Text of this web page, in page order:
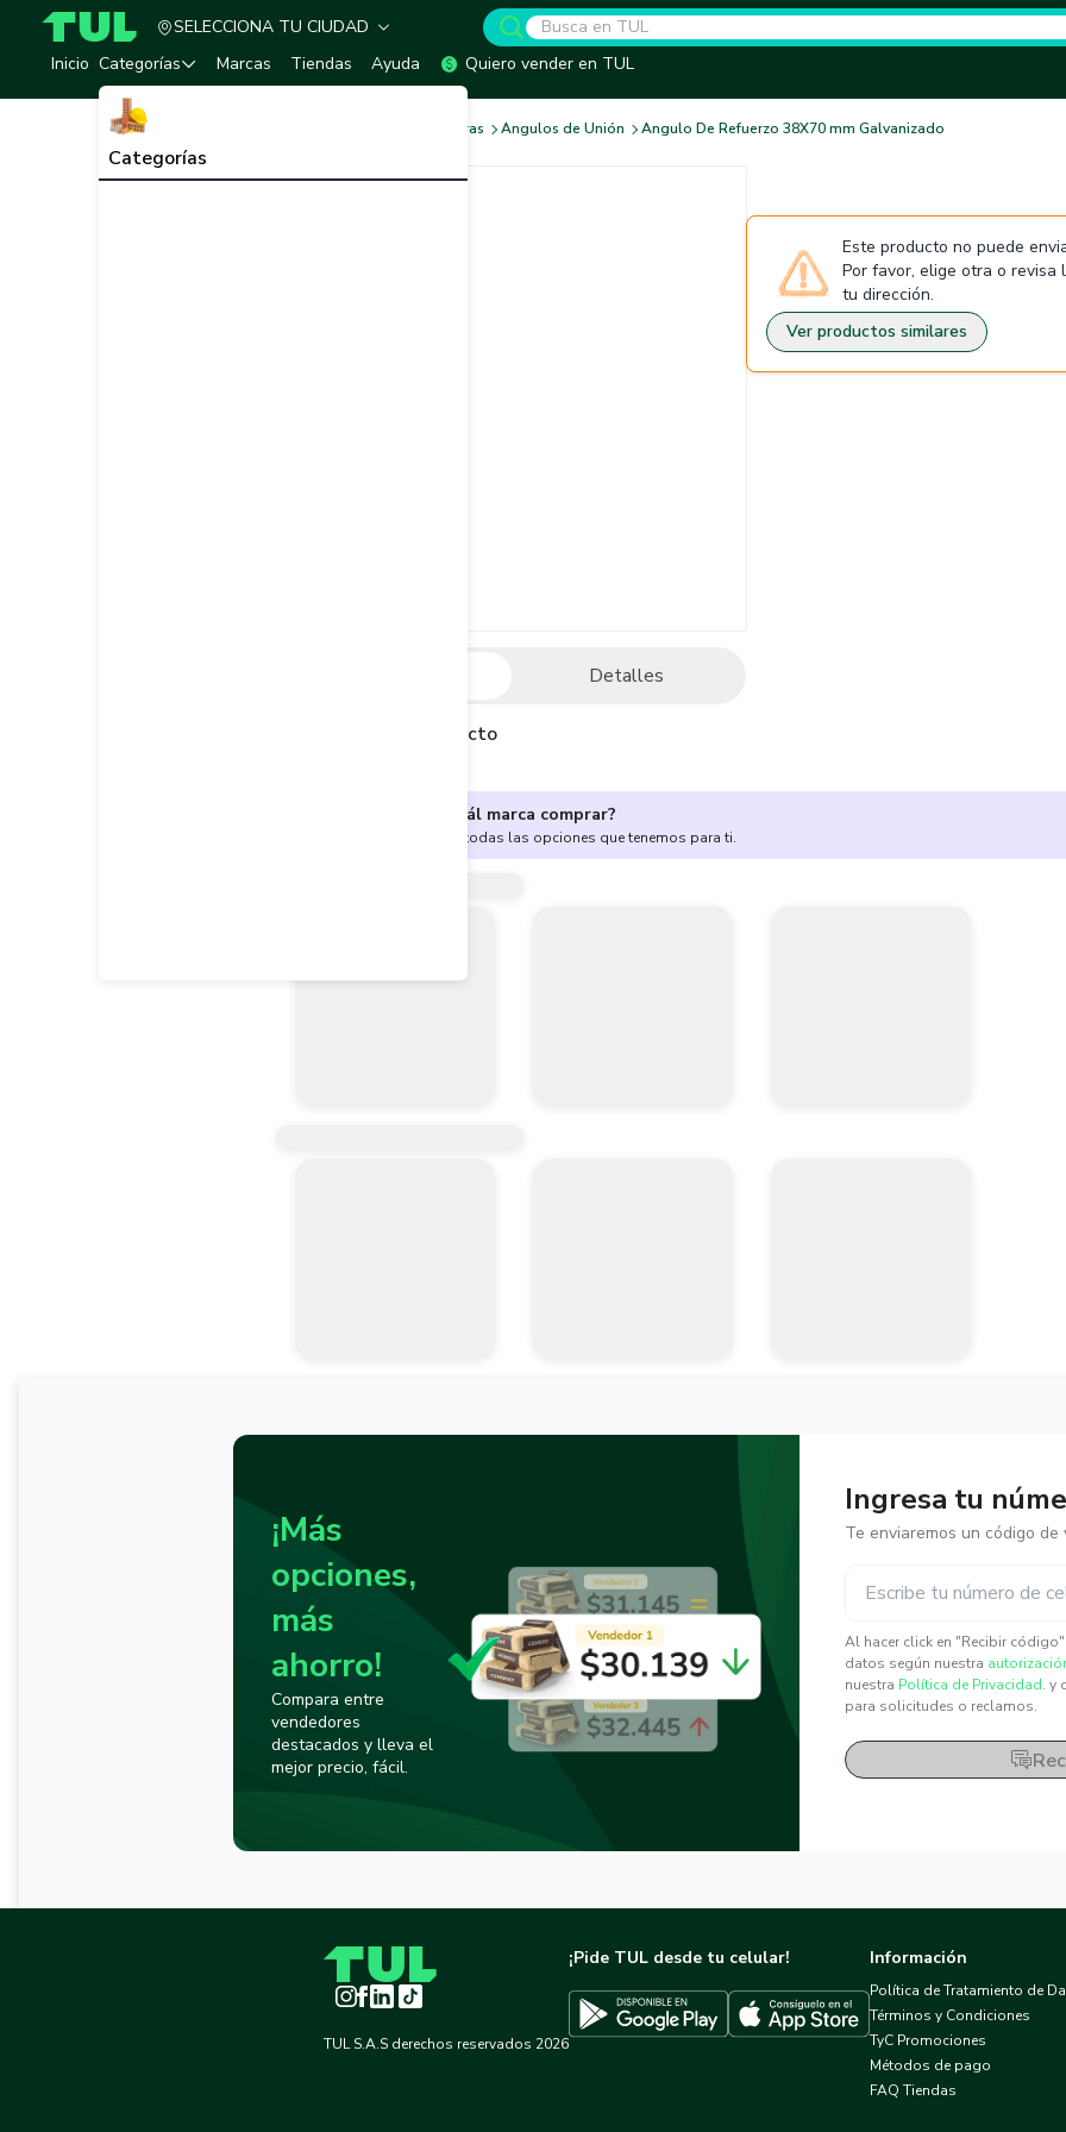
TUL - Tu Marketplace de Construcción
SELECCIONA TU CIUDAD
Inicio Categorías
Categorías
Marcas Tiendas Ayuda Quiero vender en TUL
Herrajes y Bisagras Angulos de Unión Angulo De Refuerzo 38X70 mm Galvanizado
Detalles
Descripción del producto
Este producto no puede
Por favor, elige otra o revisa
tu dirección.
Ver productos similares
¿No sabes cuál marca comprar?
Encuentra aquí todas las opciones que tenemos para ti.
¡Más
opciones,
más
ahorro!
Compara entre
vendedores
destacados y lleva el
mejor precio, fácil.
Ingresa tu
Te enviaremos un código de
Al hacer click en "Recibir
datos según nuestra
nuestra Política de Privacidad. y
para solicitudes o reclamos.
Instagram
Facebook
LinkedInTikTok
TUL S.A.S derechos reservados 2026
¡Pide TUL desde tu celular!
Descargar TUL en Google PlayDescargar TUL en App Store
Información
Política de Tratamiento de
Términos y Condiciones
TyC Promociones
Métodos de pago
FAQ Tiendas